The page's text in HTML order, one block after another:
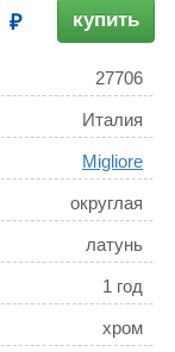
купить
27706
Италия
Migliore
округлая
латунь
1 год
хром